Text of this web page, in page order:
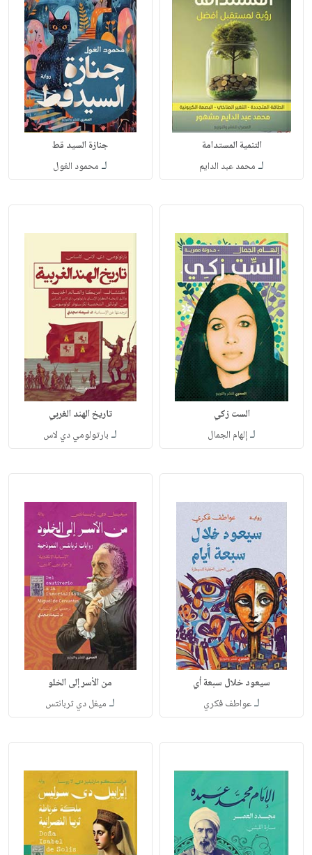
التنمية المستدامة
لـ محمد عبد الدايم
جنازة السيد قط
لـ محمود الغول
الست زكي
لـإلهام الجمال
تاريخ الهند الغربي
لـ بارتولومي دي لاس
سيعود خلال سبعة أي
لـعواطف فكري
من الأسر إلى الخلو
لـ ميغل دي ثربانتس